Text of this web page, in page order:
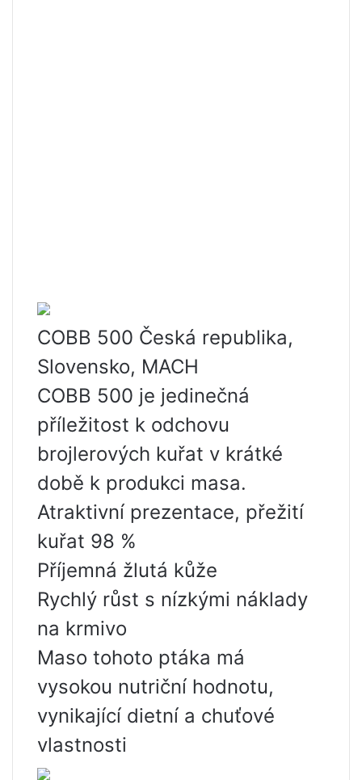
COBB 500 Česká republika,
Slovensko, MACH
COBB 500 je jedinečná
příležitost k odchovu
brojlerových kuřat v krátké
době k produkci masa.
Atraktivní prezentace, přežití
kuřat 98 %
Příjemná žlutá kůže
Rychlý růst s nízkými náklady
na krmivo
Maso tohoto ptáka má
vysokou nutriční hodnotu,
vynikající dietní a chuťové
vlastnosti